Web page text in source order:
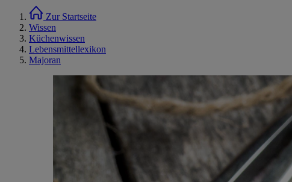
Zur Startseite
Wissen
Küchenwissen
Lebensmittellexikon
Majoran